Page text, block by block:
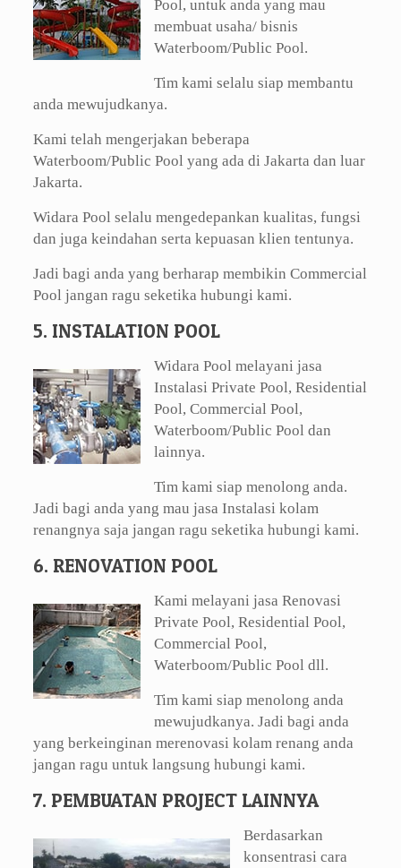
Pool, untuk anda yang mau
membuat usaha/ bisnis
Waterboom/Public Pool.
Tim kami selalu siap membantu
anda mewujudkanya.
Kami telah mengerjakan beberapa
Waterboom/Public Pool yang ada di Jakarta dan luar
Jakarta.
Widara Pool selalu mengedepankan kualitas, fungsi
dan juga keindahan serta kepuasan klien tentunya.
Jadi bagi anda yang berharap membikin Commercial
Pool jangan ragu seketika hubungi kami.
5. INSTALATION POOL
Widara Pool melayani jasa
Instalasi Private Pool, Residential
Pool, Commercial Pool,
Waterboom/Public Pool dan
lainnya.
Tim kami siap menolong anda.
Jadi bagi anda yang mau jasa Instalasi kolam
renangnya saja jangan ragu seketika hubungi kami.
6. RENOVATION POOL
Kami melayani jasa Renovasi
Private Pool, Residential Pool,
Commercial Pool,
Waterboom/Public Pool dll.
Tim kami siap menolong anda
mewujudkanya. Jadi bagi anda
yang berkeinginan merenovasi kolam renang anda
jangan ragu untuk langsung hubungi kami.
7. PEMBUATAN PROJECT LAINNYA
Berdasarkan
konsentrasi cara